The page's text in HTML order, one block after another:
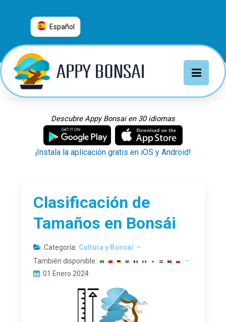
Español
العربية
普通话
Deutsch
Français
Italiano
日本語
Русский
Descubre Appy Bonsai en 30 idiomas
¡Instala la aplicación gratis en iOS y Android!
Clasificación de
Tamaños en Bonsái
Categoría: Cultura y Bonsái
También disponible:
01 Enero 2024